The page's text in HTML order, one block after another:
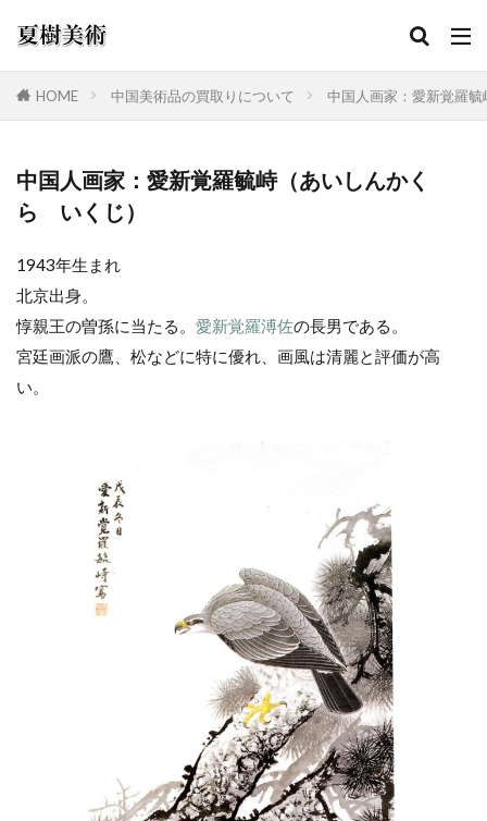
HOME 中国美術品の買取りについて 中国人画家：愛新覚羅
中国人画家：愛新覚羅毓峙（あいしんかく
ら いくじ）
1943年生まれ
北京出身。
惇親王の曽孫に当たる。 愛新覚羅溥佐の長男である。
宮廷画派の鷹、松などに特に優れ、画風は清麗と評価が高
い。
カテゴリー